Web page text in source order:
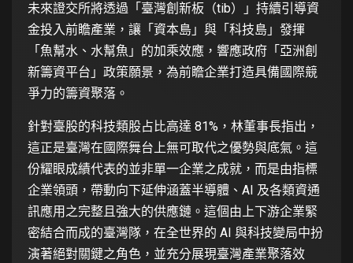
未來證交所將透過「臺灣創新板（tib）」持續引導資
金投入前瞻產業，讓「資本島」與「科技島」發揮
「魚幫水、水幫魚」的加乘效應，響應政府「亞洲創
新籌資平台」政策願景，為前瞻企業打造具備國際競
爭力的籌資聚落。
針對臺股的科技類股占比高達 81%，林董事長指出，
這正是臺灣在國際舞台上無可取代之優勢與底氣。這
份耀眼成績代表的並非單一企業之成就，而是由指標
企業領頭，帶動向下延伸涵蓋半導體、AI 及各類資通
訊應用之完整且強大的供應鏈。這個由上下游企業緊
密結合而成的臺灣隊，在全世界的 AI 與科技變局中扮
演著絕對關鍵之角色，並充分展現臺灣產業聚落效